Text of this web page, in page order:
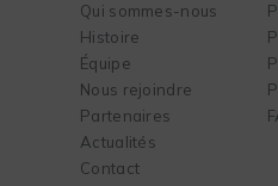
Qui sommes-nous
Histoire
Équipe
Nous rejoindre
Partenaires
Actualités
Contact